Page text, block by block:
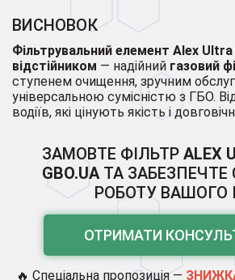
ВИСНОВОК
Фільтрувальний елемент Alex Ultra
відстійником — надійний газовий
ступенем очищення, зручним
універсальною сумісністю з ГБО.
водіїв, які цінують якість і
ЗАМОВТЕ ФІЛЬТР ALEX
GBO.UAТА ЗАБЕЗПЕЧТЕ
РОБОТУ ВАШОГО
ОТРИМАТИ
🔥 Спеціальна пропозиція —